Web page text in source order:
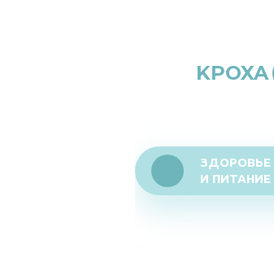
KPOXA
ЗДОРОВЬЕ
И ПИТАНИЕ